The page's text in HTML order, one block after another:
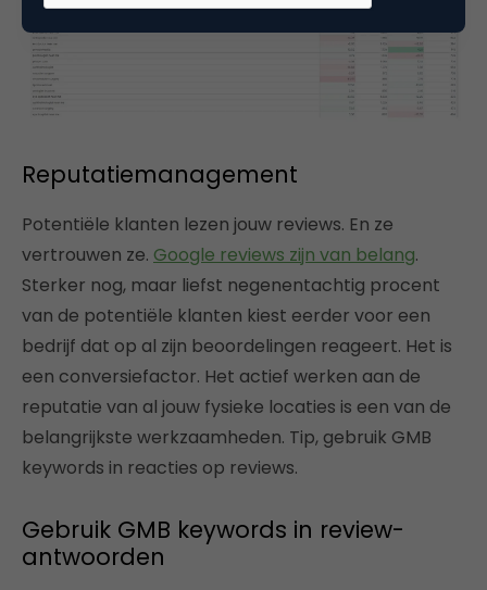
Reputatiemanagement
Potentiële klanten lezen jouw reviews. En ze
vertrouwen ze. Google reviews zijn van belang.
Sterker nog, maar liefst negenentachtig procent
van de potentiële klanten kiest eerder voor een
bedrijf dat op al zijn beoordelingen reageert. Het is
een conversiefactor. Het actief werken aan de
reputatie van al jouw fysieke locaties is een van de
belangrijkste werkzaamheden. Tip, gebruik GMB
keywords in reacties op reviews.
Gebruik GMB keywords in review-
antwoorden